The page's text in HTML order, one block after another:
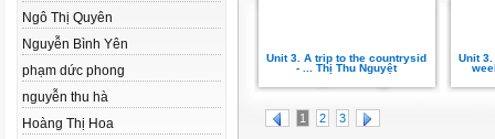
Ngô Thị Quyên
Nguyễn Bình Yên
phạm dức phong
nguyễn thu hà
Hoàng Thị Hoa
Unit 3. A trip to the countrysid
- ... Thị Thu Nguyệt
Unit
1 2 3